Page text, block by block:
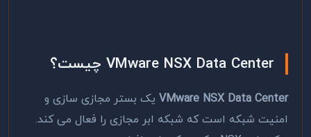
VMware NSX Data Center چیست؟
VMware NSX Data Center یک بستر مجازی سازی و
امنیت شبکه است که شبکه ابر مجازی را فعال می کند.